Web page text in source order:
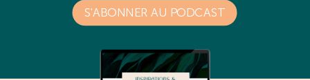
S'ABONNER AU PODCAST